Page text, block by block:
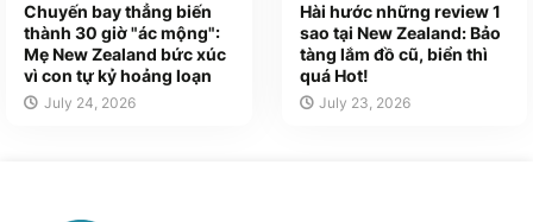
Chuyến bay thẳng biến
thành 30 giờ "ác mộng":
Mẹ New Zealand bức xúc
vì con tự kỷ hoảng loạn
July 24, 2026
Hài hước những review 1
sao tại New Zealand: Bảo
tàng lắm đồ cũ, biển thì
quá Hot!
July 23, 2026